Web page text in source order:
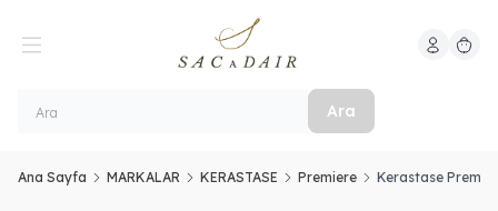
Ara
Hesabım
Ana Sayfa MARKALAR KERASTASE Premiere Kerastase